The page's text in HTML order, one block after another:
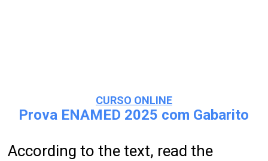
CURSO ONLINE
Prova ENAMED 2025 com Gabarito
According to the text, read the